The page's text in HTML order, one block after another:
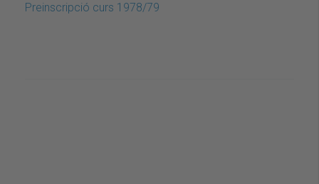
Preinscripció curs 1978/79